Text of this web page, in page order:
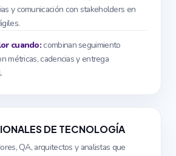
y comunicación con stakeholders en
cuando: combinan seguimiento
métricas, cadencias y entrega
DE TECNOLOGÍA
QA, arquitectos y analistas que